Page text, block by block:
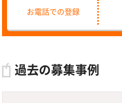
お電話での登録
過去の募集事例